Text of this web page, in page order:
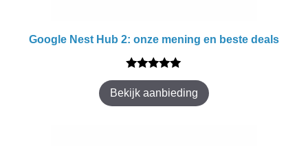
Google Nest Hub 2: onze mening en beste deals
5.00van 5
Bekijk aanbieding